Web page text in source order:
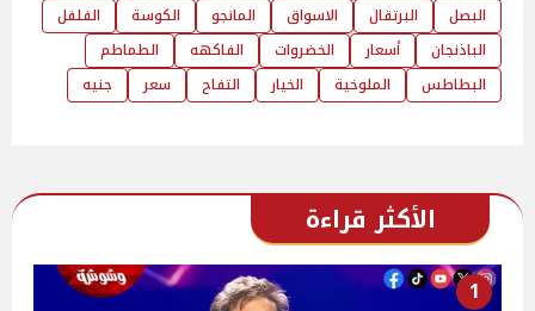
البصل البرتقال الاسواق المانجو الكوسة
الفلفل
الباذنجان
أسعار الخضروات الفاكهه
الطماطم
البطاطس
الملوخية الخيار التفاح سعر جنيه
الأكثر قراءة
1